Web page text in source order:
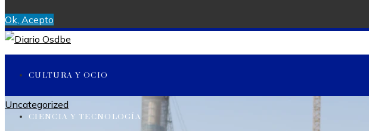
Ok, Acepto
CULTURA Y OCIO
CIENCIA Y TECNOLOGÍA
Uncategorized